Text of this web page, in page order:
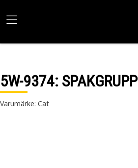
5W-9374: SPAKGRUPP
Varumärke: Cat